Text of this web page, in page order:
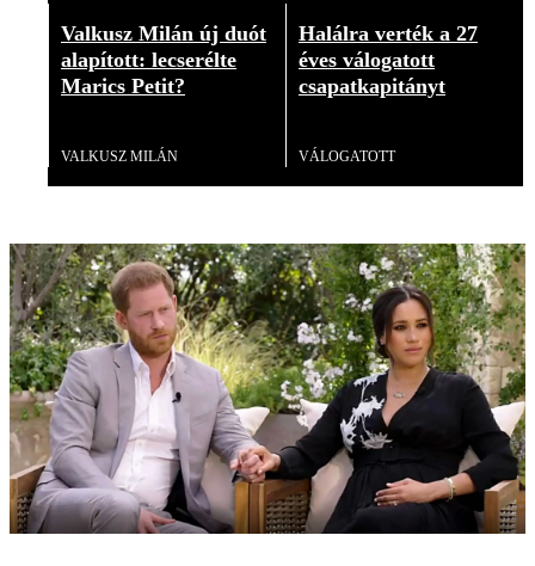
Valkusz Milán új duót
alapított: lecserélte
Marics Petit?
VALKUSZ MILÁN
Halálra verték a 27
éves válogatott
csapatkapitányt
VÁLOGATOTT